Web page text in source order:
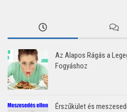
Az Alapos Rágás a
Fogyáshoz
Érszűkület és